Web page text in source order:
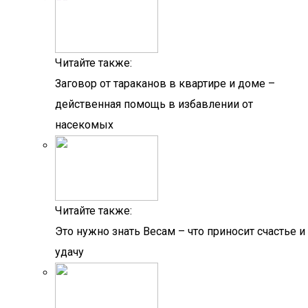
Читайте также:
Заговор от тараканов в квартире и доме –
действенная помощь в избавлении от
насекомых
Читайте также:
Это нужно знать Весам – что приносит счастье и
удачу